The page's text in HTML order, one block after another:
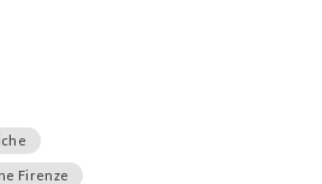
Firenze